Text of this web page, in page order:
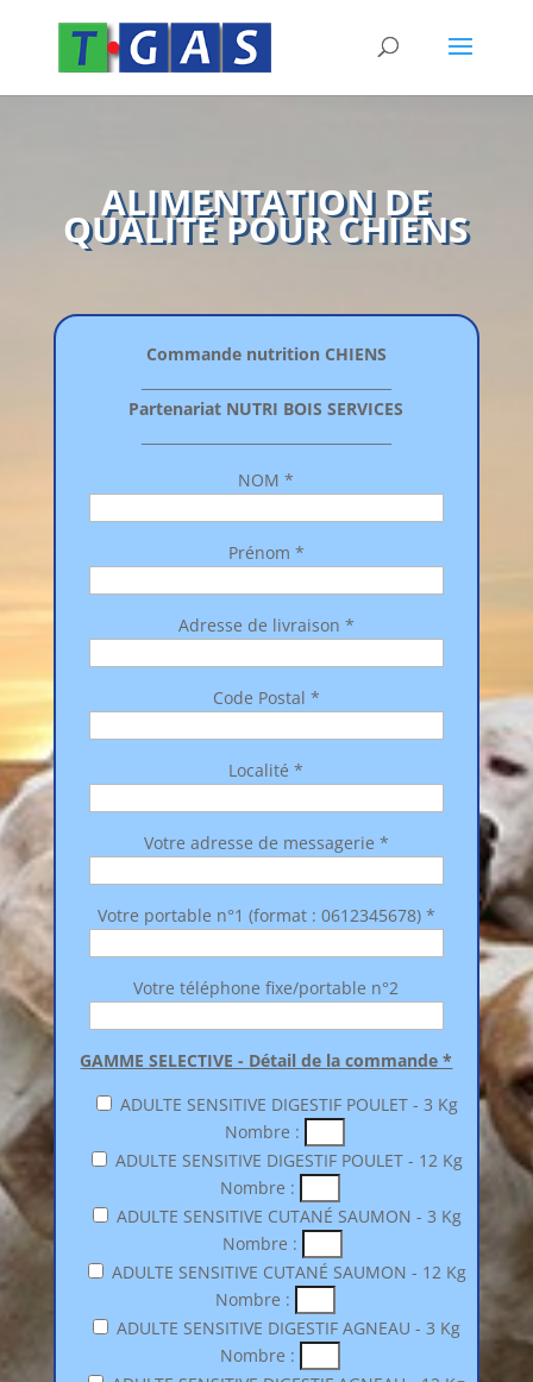
ALIMENTATION DE
QUALITÉ POUR CHIENS
Commande nutrition CHIENS
Partenariat NUTRI BOIS SERVICES
NOM *
Prénom *
Adresse de livraison *
Code Postal *
Localité *
Votre adresse de messagerie *
Votre portable n°1 (format : 0612345678) *
Votre téléphone fixe/portable n°2
GAMME SELECTIVE - Détail de la commande *
ADULTE SENSITIVE DIGESTIF POULET - 3 Kg
Nombre :
ADULTE SENSITIVE DIGESTIF POULET - 12 Kg
Nombre :
ADULTE SENSITIVE CUTANÉ SAUMON - 3 Kg
Nombre :
ADULTE SENSITIVE CUTANÉ SAUMON - 12 Kg
Nombre :
ADULTE SENSITIVE DIGESTIF AGNEAU - 3 Kg
Nombre :